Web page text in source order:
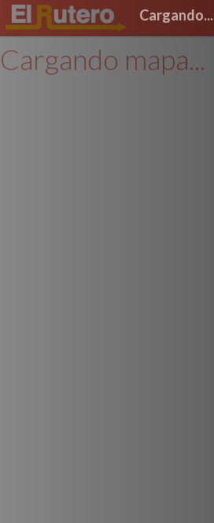
Cargando...
Cargando mapa...